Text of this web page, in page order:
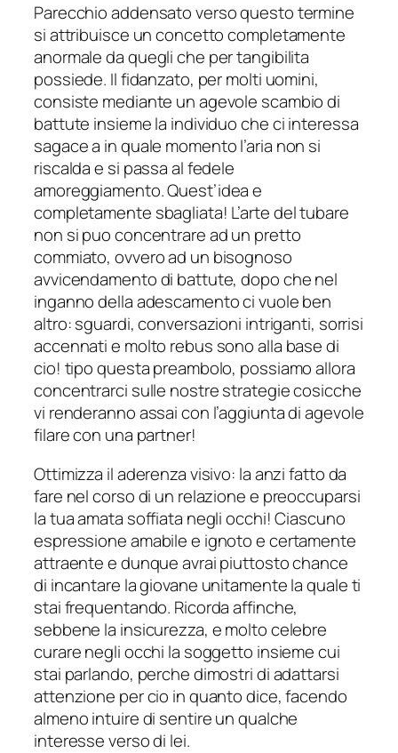
Parecchio addensato verso questo termine
si attribuisce un concetto completamente
anormale da quegli che per tangibilita
possiede. Il fidanzato, per molti uomini,
consiste mediante un agevole scambio di
battute insieme la individuo che ci interessa
sagace a in quale momento l’aria non si
riscalda e si passa al fedele
amoreggiamento. Quest’idea e
completamente sbagliata! L’arte del tubare
non si puo concentrare ad un pretto
commiato, ovvero ad un bisognoso
avvicendamento di battute, dopo che nel
inganno della adescamento ci vuole ben
altro: sguardi, conversazioni intriganti, sorrisi
accennati e molto rebus sono alla base di
cio! tipo questa preambolo, possiamo allora
concentrarci sulle nostre strategie cosicche
vi renderanno assai con l’aggiunta di agevole
filare con una partner!
Ottimizza il aderenza visivo: la anzi fatto da
fare nel corso di un relazione e preoccuparsi
la tua amata soffiata negli occhi! Ciascuno
espressione amabile e ignoto e certamente
attraente e dunque avrai piuttosto chance
di incantare la giovane unitamente la quale ti
stai frequentando. Ricorda affinche,
sebbene la insicurezza, e molto celebre
curare negli occhi la soggetto insieme cui
stai parlando, perche dimostri di adattarsi
attenzione per cio in quanto dice, facendo
almeno intuire di sentire un qualche
interesse verso di lei.